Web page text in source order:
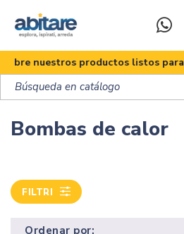
nuestros productos listos para
Bombas de calor
FILTRI
Ordenar por: